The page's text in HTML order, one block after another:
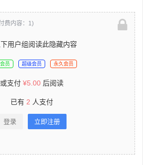
费内容：1)
用户组阅读此隐藏内容
员 超级会员 永久会员
或支付 ¥5.00 后阅读
已有 2 人支付
登录 立即注册